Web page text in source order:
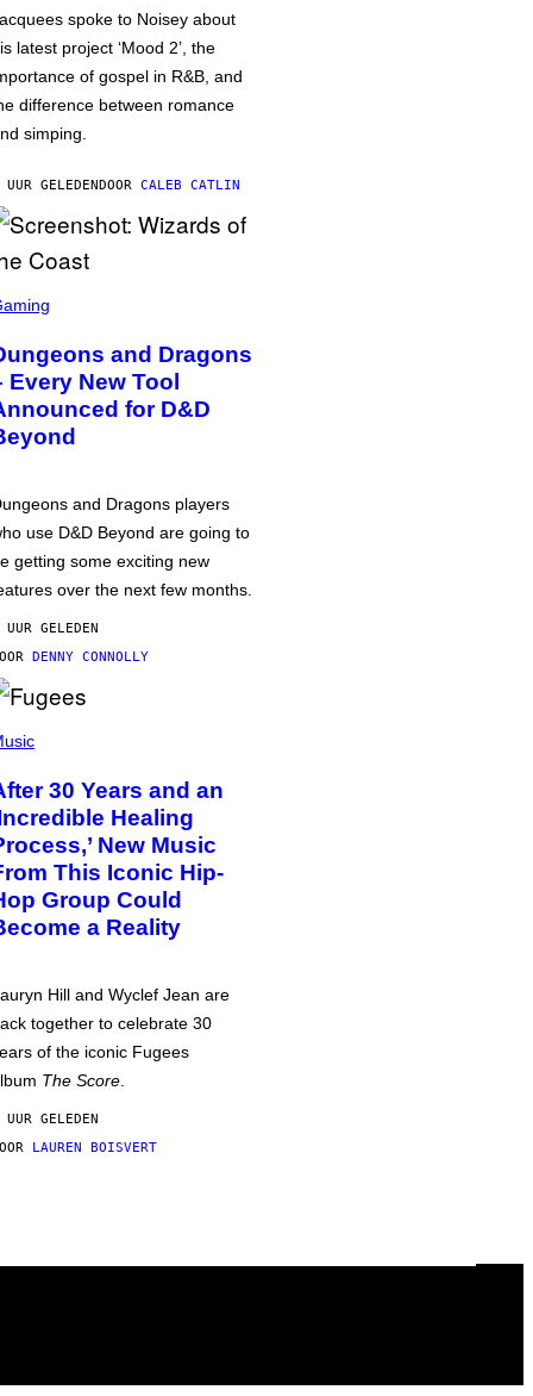
spoke to Noisey about
latest project ‘Mood 2’, the
of gospel in R&B, and
difference between romance
simping.
GELEDENDOOR CALEB CATLIN
and Dragons
Every New Tool
for D&D
and Dragons players
use D&D Beyond are going to
getting some exciting new
over the next few months.
GELEDEN
DENNY CONNOLLY
30 Years and an
Healing
New Music
This Iconic Hip-
Group Could
a Reality
Hill and Wyclef Jean are
together to celebrate 30
of the iconic Fugees
The Score
GELEDEN
LAUREN BOISVERT